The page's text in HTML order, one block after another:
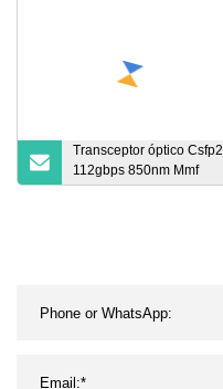
Transceptor óptico Csfp2
112gbps 850nm Mmf
100m MPO